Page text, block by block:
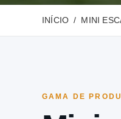
INÍCIO MINI
GAMA DE